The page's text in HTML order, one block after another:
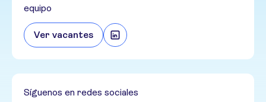
equipo
Ver vacantes
Síguenos en redes sociales